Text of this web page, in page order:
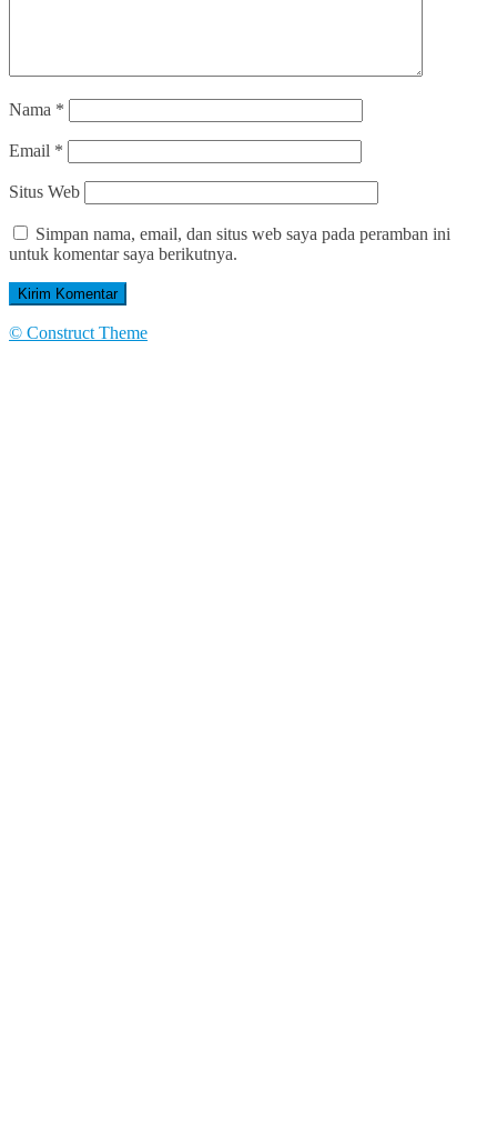
Nama *
Email *
Situs Web
Simpan nama, email, dan situs web saya pada peramban ini
untuk komentar saya berikutnya.
© Construct Theme